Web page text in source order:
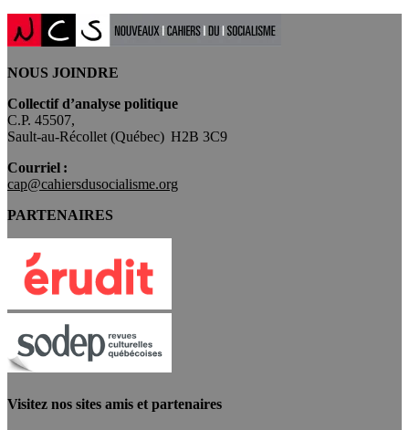
NOUS JOINDRE
Collectif d’analyse politique
C.P. 45507,
Sault-au-Récollet (Québec) H2B 3C9
Courriel :
cap@cahiersdusocialisme.org
PARTENAIRES
Visitez nos sites amis et partenaires